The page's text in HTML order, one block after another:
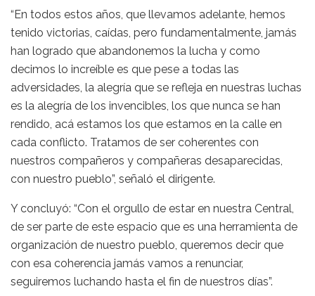
“En todos estos años, que llevamos adelante, hemos
tenido victorias, caídas, pero fundamentalmente, jamás
han logrado que abandonemos la lucha y como
decimos lo increíble es que pese a todas las
adversidades, la alegría que se refleja en nuestras luchas
es la alegría de los invencibles, los que nunca se han
rendido, acá estamos los que estamos en la calle en
cada conflicto. Tratamos de ser coherentes con
nuestros compañeros y compañeras desaparecidas,
con nuestro pueblo”, señaló el dirigente.
Y concluyó: “Con el orgullo de estar en nuestra Central,
de ser parte de este espacio que es una herramienta de
organización de nuestro pueblo, queremos decir que
con esa coherencia jamás vamos a renunciar,
seguiremos luchando hasta el fin de nuestros días”.